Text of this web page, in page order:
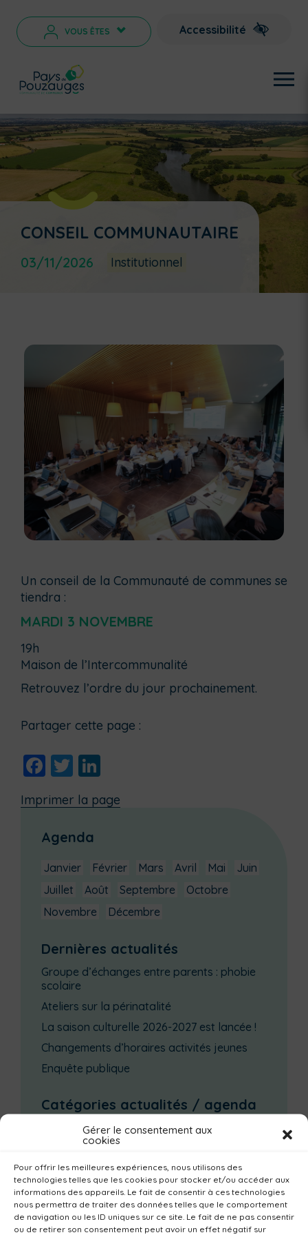
Gérer le consentement aux
cookies
Pour offrir les meilleures expériences, nous utilisons des
technologies telles que les cookies pour stocker et/ou accéder aux
informations des appareils. Le fait de consentir à ces technologies
nous permettra de traiter des données telles que le comportement
de navigation ou les ID uniques sur ce site. Le fait de ne pas consentir
ou de retirer son consentement peut avoir un effet négatif sur
VOUS ÊTES > Accessibilité
CONSEIL COMMUNAUTAIRE
03/11/2026 Institutionnel
Un conseil de la Communauté de communes se
tiendra :
MARDI 3 NOVEMBRE
19h
Maison de l’Intercommunalité
Retrouvez l’ordre du jour prochainement.
Partager cette page :
Facebook
Twitter
Imprimer la page
Agenda
Janvier Février Mars Avril Mai
Juin
Juillet
Août Septembre
Octobre
Novembre
Décembre
Dernières actualités
Groupe d’échanges entre parents : phobie
scolaire
Ateliers sur la périnatalité
La saison culturelle 2026-2027 est lancée !
Changements d’horaires activités jeunes
Enquête publique
Catégories actualités / agenda
Communes
Consommer local
Seniors
Loisirs Magazine
Parents
Bibliothèques
Déchèteries
Familles
Institutionnel
Culture
Non classé